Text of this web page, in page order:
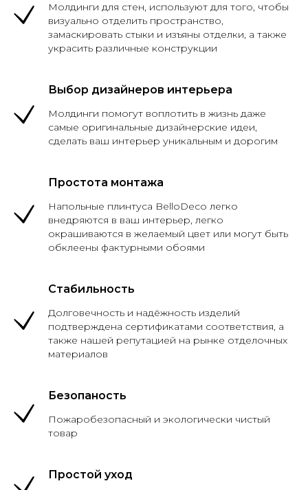
Молдинги для стен, используют для того, чтобы
визуально отделить пространство,
замаскировать стыки и изъяны отделки, а также
украсить различные конструкции
Выбор дизайнеров интерьера
Молдинги помогут воплотить в жизнь даже
самые оригинальные дизайнерские идеи,
сделать ваш интерьер уникальным и дорогим
Простота монтажа
Напольные плинтуса BelloDeco легко
внедряются в ваш интерьер, легко
окрашиваются в желаемый цвет или могут быть
обклеены фактурными обоями
Стабильность
Долговечность и надёжность изделий
подтверждена сертификатами соответствия, а
также нашей репутацией на рынке отделочных
материалов
Безопаность
Пожаробезопасный и экологически чистый
товар
Простой уход